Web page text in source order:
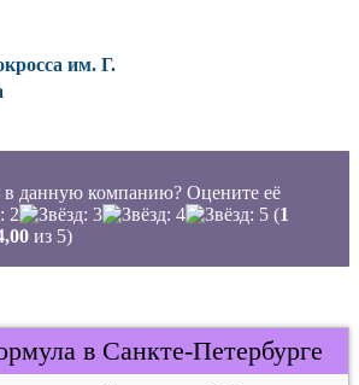
им. Г.
данную компанию? Оцените её
(1
из 5)
в Санкте-Петербурге